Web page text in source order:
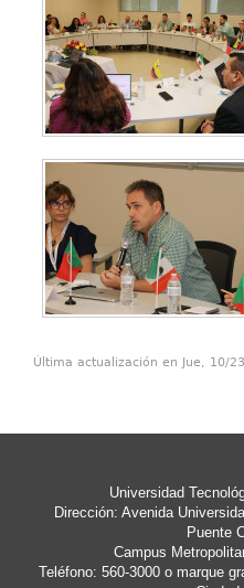
Última actualización en Jue, 10/
Universidad
Dirección: Avenida
Puente
Campus
Teléfono: 560-3000 o marque